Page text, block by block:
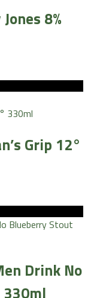
8%
Grip 12°
Drink No